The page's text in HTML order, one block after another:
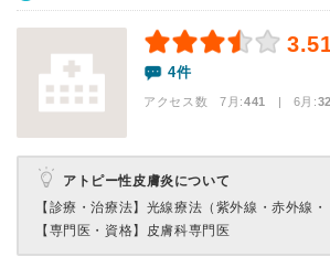
4件
アクセス数 7月:441 | 6月:
アトピー性皮膚炎について
【診療・治療法】 光線療法（紫外線・赤外線・
【専門医・資格】 皮膚科専門医